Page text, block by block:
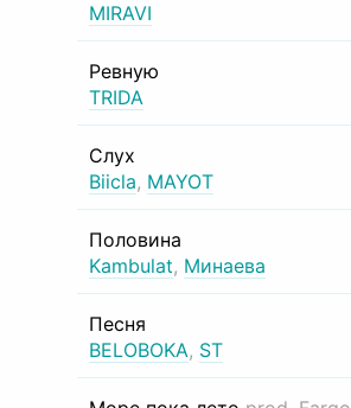
MIRAVI
Ревную
TRIDA
Слух
Biicla, MAYOT
Половина
Kambulat, Минаева
Песня
BELOBOKA, ST